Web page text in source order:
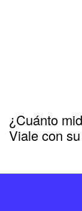
¿Cuánto
Viale con